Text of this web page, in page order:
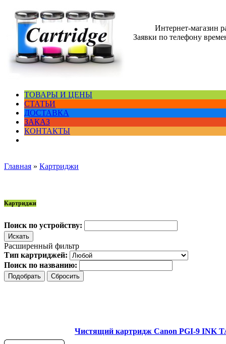
Интернет-магазин
Заявки по телефону
ТОВАРЫ И ЦЕНЫ
СТАТЬИ
ДОСТАВКА
ЗАКАЗ
КОНТАКТЫ
Главная » Картриджи
Картриджи
Поиск по устройству:
Расширенный фильтр
Тип картриджей:
Поиск по названию:
Чистящий картридж Canon PGI-9 INK